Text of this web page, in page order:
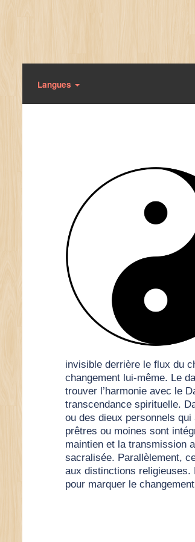
Langues
invisible derrière le flux du
changement lui-même. Le
trouver l’harmonie avec le
transcendance spirituelle.
ou des dieux personnels
prêtres ou moines sont
maintien et la transmission
sacralisée. Parallèlement,
aux distinctions religieuses.
pour marquer le